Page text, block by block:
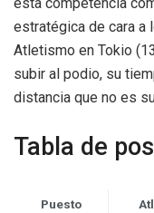
estratégica de cara a
Atletismo en Tokio
subir al podio, su
distancia que no es
Tabla de
Puesto